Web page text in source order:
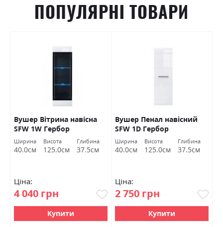
ПОПУЛЯРНІ ТОВАРИ
Вушер Вітрина навісна
SFW 1W Гербор
Ширина
40.0см
Висота
125.0см
Глибина
37.5см
Ціна:
4 040 грн
Купити
Вушер Пенал навісний
SFW 1D Гербор
Ширина
40.0см
Висота
125.0см
Глибина
37.5см
Ціна:
2 750 грн
Купити